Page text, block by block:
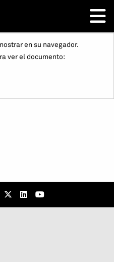
en su navegador.
ver el documento: